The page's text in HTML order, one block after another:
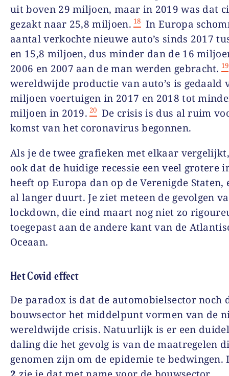
uit boven 29 miljoen, maar in 2019 was dat
gezakt naar 25,8 miljoen. 18 In Europa
aantal verkochte nieuwe auto’s sinds 2017
en 15,8 miljoen, dus minder dan de 16
2006 en 2007 aan de man werden gebracht. 19
wereldwijde productie van auto’s is gedaald
miljoen voertuigen in 2017 en 2018 tot
miljoen in 2019. 20 De crisis is dus al ruim
komst van het coronavirus begonnen.
Als je de twee grafieken met elkaar
ook dat de huidige recessie een veel grotere
heeft op Europa dan op de Verenigde Staten,
al langer duurt. Je ziet meteen de gevolgen
lockdown, die eind maart nog niet zo
toegepast aan de andere kant van de
Oceaan.
Het Covid-effect
De paradox is dat de automobielsector noch
bouwsector het middelpunt vormen van de
wereldwijde crisis. Natuurlijk is er een
daling die het gevolg is van de maatregelen
genomen zijn om de epidemie te